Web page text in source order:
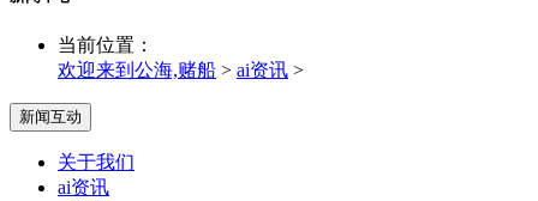
当前位置：
欢迎来到公海,赌船 > ai资讯 >
新闻互动
关于我们
ai资讯